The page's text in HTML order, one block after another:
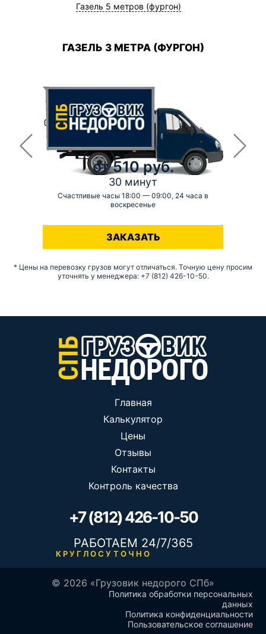
Газель 5 метров (фургон)
ГАЗЕЛЬ 3 МЕТРА (ФУРГОН)
от 510 руб.
30 минут
Счастливые часы 18:00 — 09:00, 24 часа в
воскресенье
-
ЗАКАЗАТЬ
* Цены на перевозку грузов могут отличаться. Точную цену просим
уточнять у менеджера: +7 (812) 426-10-50.
Главная
Калькулятор
Цены
Отзывы
Контакты
Контроль качества
+7 (812) 426-10-50
РАБОТАЕМ 24/7/365
КРУГЛОСУТОЧНО
© 2026 «Грузовик недорого СПб»
Политика обработки персональных
данных
Политика конфиденциальности
Пользовательское соглашение